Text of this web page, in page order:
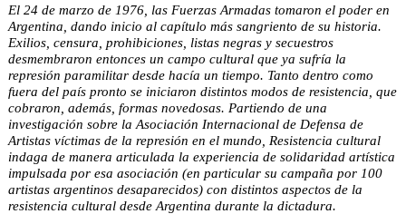
El 24 de marzo de 1976, las Fuerzas Armadas tomaron el poder en
Argentina, dando inicio al capítulo más sangriento de su historia.
Exilios, censura, prohibiciones, listas negras y secuestros
desmembraron entonces un campo cultural que ya sufría la
represión paramilitar desde hacía un tiempo. Tanto dentro como
fuera del país pronto se iniciaron distintos modos de resistencia, que
cobraron, además, formas novedosas. Partiendo de una
investigación sobre la Asociación Internacional de Defensa de
Artistas víctimas de la represión en el mundo, Resistencia cultural
indaga de manera articulada la experiencia de solidaridad artística
impulsada por esa asociación (en particular su campaña por 100
artistas argentinos desaparecidos) con distintos aspectos de la
resistencia cultural desde Argentina durante la dictadura.